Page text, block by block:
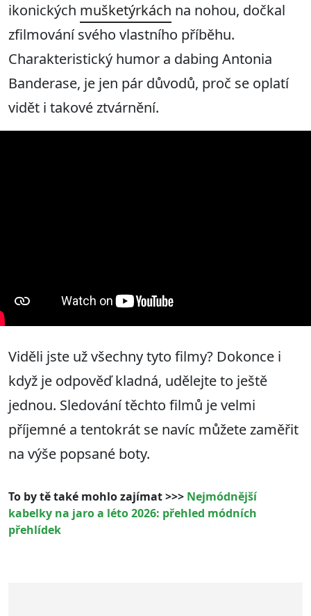
ikonických mušketýrkách na nohou, dočkal
zfilmování svého vlastního příběhu.
Charakteristický humor a dabing Antonia
Banderase, je jen pár důvodů, proč se oplatí
vidět i takové ztvárnění.
Viděli jste už všechny tyto filmy? Dokonce i
když je odpověď kladná, udělejte to ještě
jednou. Sledování těchto filmů je velmi
příjemné a tentokrát se navíc můžete zaměřit
na výše popsané boty.
To by tě také mohlo zajímat >>> Nejmódnější
kabelky na jaro a léto 2026: přehled módních
přehlídek